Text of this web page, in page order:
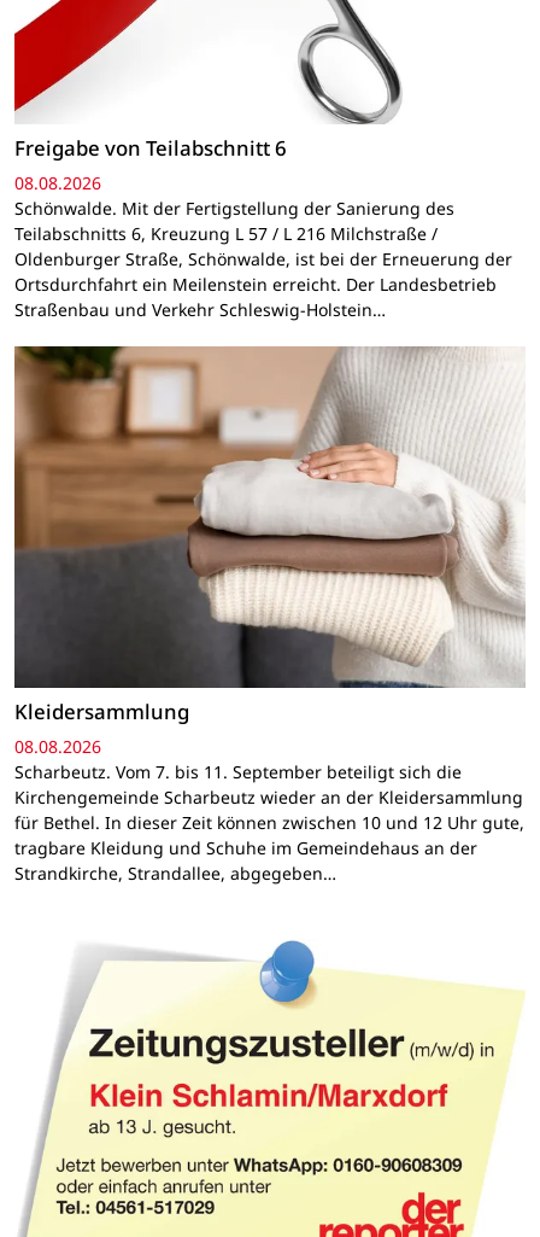
Freigabe von Teilabschnitt 6
08.08.2026
Schönwalde. Mit der Fertigstellung der Sanierung des
Teilabschnitts 6, Kreuzung L 57 / L 216 Milchstraße /
Oldenburger Straße, Schönwalde, ist bei der Erneuerung der
Ortsdurchfahrt ein Meilenstein erreicht. Der Landesbetrieb
Straßenbau und Verkehr Schleswig-Holstein…
Kleidersammlung
08.08.2026
Scharbeutz. Vom 7. bis 11. September beteiligt sich die
Kirchengemeinde Scharbeutz wieder an der Kleidersammlung
für Bethel. In dieser Zeit können zwischen 10 und 12 Uhr gute,
tragbare Kleidung und Schuhe im Gemeindehaus an der
Strandkirche, Strandallee, abgegeben…